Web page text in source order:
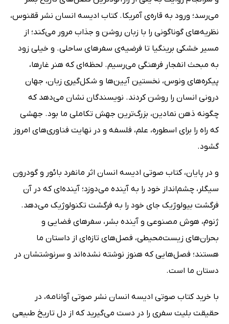
می‌رسد؛ ورود به قاره‌ی آمریکا. کتاب ادیسه انسان نشر ققنوس،
نظریه‌های گوناگونی را با زبان روشن و جذاب مرور می‌کند؛ از
مسیر خشکی برینگیا تا فرضیه‌ی سفرهای ساحلی. و خیلی زود
به مبحث انفجار فرهنگی می‌رسیم. لحظه‌ای که هنر غارها،
پیکره‌های ونوس، نخستین آیین‌ها و شکل‌گیری زبان، جهان
درونی انسان را روشن کردند. نویسندگان نشان می‌دهد که
چگونه ذهن نمادین، بزرگ‌ترین جهش تکاملی ما بود. جهشی
که راه را برای اسطوره، علم، فلسفه و در نهایت فناوری‌های امروز
گشود.
و در پایان، کتاب صوتی ادیسه انسان اثر مانفرد بائور و گودرون
سیگلر، چشم‌انداز خود را به آینده می‌دوزد؛ آینده‌ای که در آن
فرگشت بیولوژیک جای خود را به فرگشت تکنولوژیک می‌دهد.
ژنوم، هوش مصنوعی و آینده بشر، سفرهای فضایی و
بحران‌های زیست‌محیطی، فصل‌های تازه‌ای از داستان ما
هستند؛ فصل‌هایی که هنوز نوشته نشده‌اند و سرنوشتشان در
دستان ما است.
با خرید کتاب صوتی ادیسه انسان نشر صوتی آوانامه، در
حقیقت بلیت سفری را در دست می‌گیرید که از دل تاریخ طبیعی